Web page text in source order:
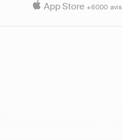
App Store+6000 avis